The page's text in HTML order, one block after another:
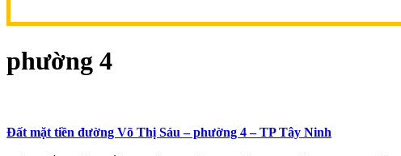
phường 4
Đất mặt tiền đường Võ Thị Sáu – phường 4 – TP Tây Ninh